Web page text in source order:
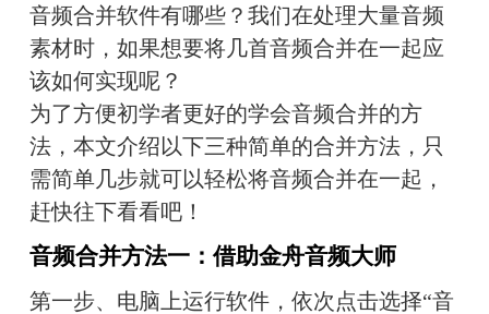
音频合并软件有哪些？我们在处理大量音频
素材时，如果想要将几首音频合并在一起应
该如何实现呢？
为了方便初学者更好的学会音频合并的方
法，本文介绍以下三种简单的合并方法，只
需简单几步就可以轻松将音频合并在一起，
赶快往下看看吧！
音频合并方法一：借助金舟音频大师
第一步、电脑上运行软件，依次点击选择“音